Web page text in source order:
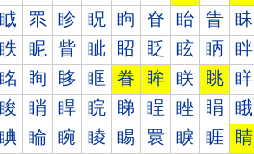
眓 眔 眕 眖 眗 眘 眙 眚 眛
眣 眤 眥 眦 眧 眨 眩 眪 眫
眳 眴 眵 眶 眷 眸 眹 眺 眻
睃 睄 睅 睆 睇 睈 睉 睊 睋
睓 睔 睕 睖 睗 睘 睙 睚 睛